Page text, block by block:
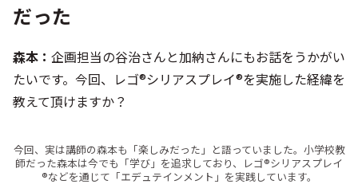
だった
森本： 企画担当の谷治さんと加納さんにもお話をうかがい
たいです。今回、レゴ®シリアスプレイ®を実施した経緯を
教えて頂けますか？
今回、実は講師の森本も「楽しみだった」と語っていました。小学校教
師だった森本は今でも「学び」を追求しており、レゴ®シリアスプレイ
®などを通じて「エデュテインメント」を実践しています。